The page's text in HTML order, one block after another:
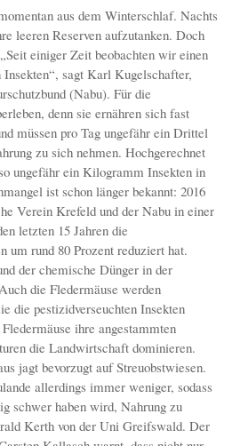
aus dem Winterschlaf. Nachts
leeren Reserven aufzutanken. Doch
einiger Zeit beobachten wir einen
sagt Karl Kugelschafter,
(Nabu). Für die
denn sie ernähren sich fast
müssen pro Tag ungefähr ein Drittel
zu sich nehmen. Hochgerechnet
ungefähr ein Kilogramm Insekten in
ist schon länger bekannt: 2016
Verein Krefeld und der Nabu in einer
letzten 15 Jahren die
um rund 80 Prozent reduziert hat.
der chemische Dünger in der
die Fledermäuse werden
die pestizidverseuchten Insekten
ihre angestammten
die Landwirtschaft dominieren.
jagt bevorzugt auf Streuobstwiesen.
allerdings immer weniger, sodass
schwer haben wird, Nahrung zu
Kerth von der Uni Greifswald. Der